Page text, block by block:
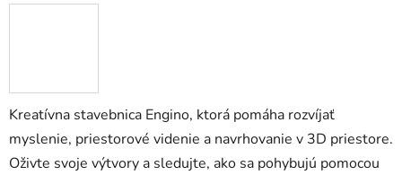
Kreatívna stavebnica Engino, ktorá pomáha rozvíjať
myslenie, priestorové videnie a navrhovanie v 3D priestore.
Oživte svoje výtvory a sledujte, ako sa pohybujú pomocou